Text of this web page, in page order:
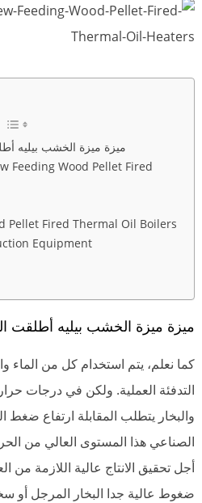
ميزة ميزة الخشب بيليه
Feeding Wood Pellet Fired
Pellet Fired Thermal Oil Boilers
Equipment
ميزة ميزة الخشب بيليه أطلقت
كما نعلم، يتم استخدام كل من الماء
والبخار يتطلب المقابلة ارتفاع
الصناعي هذا المستوى العالي من
أجل تحقيق الانتاج عالية اللازمة من
ضغوط عالية جدا البخار المرجل أو